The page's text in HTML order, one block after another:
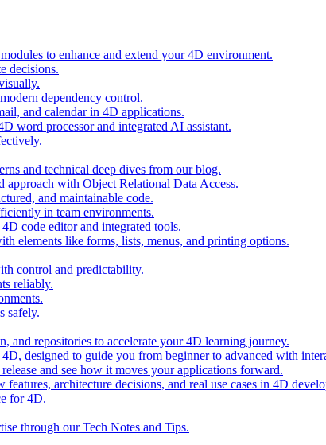
to enhance and extend your 4D environment.
decisions.
dependency control.
and calendar in 4D applications.
word processor and integrated AI assistant.
and technical deep dives from our blog.
approach with Object Relational Data Access.
and maintainable code.
in team environments.
code editor and integrated tools.
elements like forms, lists, menus, and printing options.
control and predictability.
reliably.
safely.
and repositories to accelerate your 4D learning journey.
designed to guide you from beginner to advanced with
and see how it moves your applications forward.
architecture decisions, and real use cases in 4D
for 4D.
through our Tech Notes and Tips.